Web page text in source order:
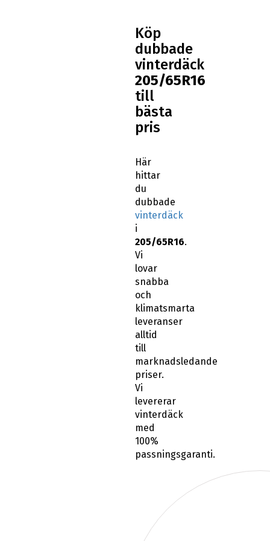
Köp
dubbade
vinterdäck
205/65R16
till
bästa
pris
Här
hittar
du
dubbade
vinterdäck
i
205/65R16.
Vi
lovar
snabba
och
klimatsmarta
leveranser
alltid
till
marknadsledande
priser.
Vi
levererar
vinterdäck
med
100%
passningsgaranti.